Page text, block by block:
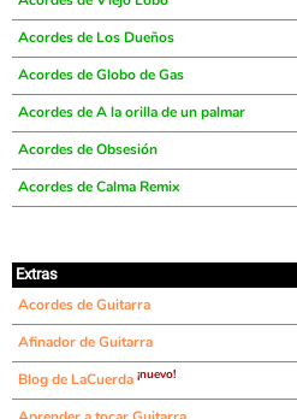
Acordes de Los Dueños
Acordes de Globo de Gas
Acordes de A la orilla de un palmar
Acordes de Obsesión
Acordes de Calma Remix
Extras
Acordes de Guitarra
Afinador de Guitarra
Blog de LaCuerda ¡nuevo!